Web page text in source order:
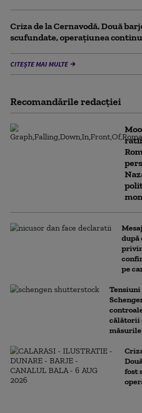
Criza de la Cernavodă. Două
scufundate, operațiunea
CITEȘTE MAI MULTE
Recomandările redacţiei
după
pe
călătorii
măsurile
fost